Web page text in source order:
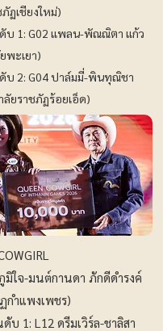
ฏเชียงใหม่)
บ 1: G02 แพลน-พัณณิตา แก้ว
พะเยา)
บ 2: G04 ปาล์มมี่-พินทุณิชา
ยราชภัฏร้อยเอ็ด)
มิใจ-มนต์กานดา ภักดีดำรงค์
กำแพงเพชร)
บ 1: L12 ดรีมเวิร์ล-ชาลิสา